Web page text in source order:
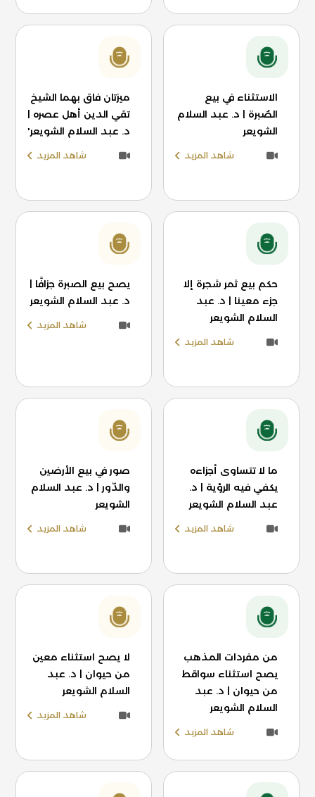
الاستثناء في بيع
الصُبرة | د. عبد السلام
الشويعر
شاهد المزيد
ميزتان فاق بهما الشيخ
تقي الدين أهل عصره |
د. عبد السلام الشويعر'
شاهد المزيد
حكم بيع ثمر شجرة إلا
جزء معينا | د. عبد
السلام الشويعر
شاهد المزيد
يصح بيع الصبرة جزافًا |
د. عبد السلام الشويعر
شاهد المزيد
ما لا تتساوى أجزاءه
يكفي فيه الرؤية | د.
عبد السلام الشويعر
شاهد المزيد
صور في بيع الأرضين
والدّور | د. عبد السلام
الشويعر
شاهد المزيد
من مفردات المذهب
يصح استثناء سواقط
من حيوان | د. عبد
السلام الشويعر
شاهد المزيد
لا يصح استثناء معين
من حيوان | د. عبد
السلام الشويعر
شاهد المزيد